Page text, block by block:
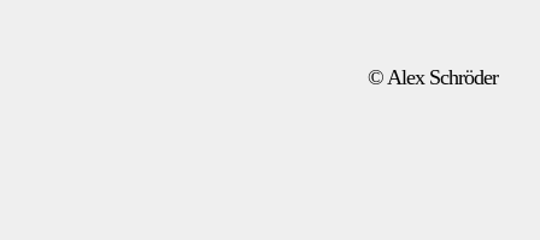
© Alex Schröder